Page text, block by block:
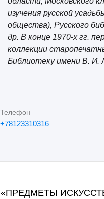
изучения русской
общества), Русского
др. В конце 1970-х гг.
коллекции
Библиотеку имени В. И.
Телефон
+78123310316
«ПРЕДМЕТЫ